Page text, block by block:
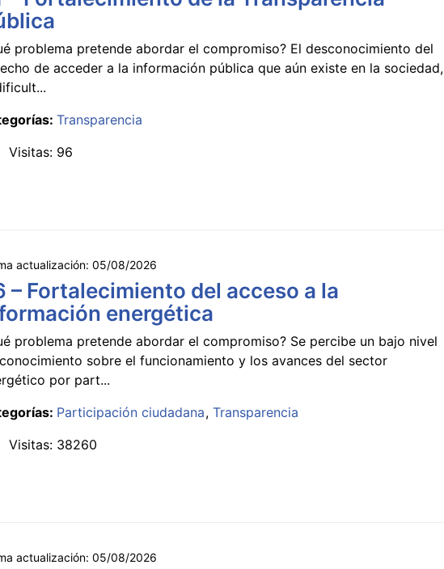
problema pretende abordar el compromiso? El desconocimiento del
de acceder a la información pública que aún existe en la sociedad,
Transparencia
Visitas: 96
actualización: 05/08/2026
– Fortalecimiento del acceso a la
energética
problema pretende abordar el compromiso? Se percibe un bajo nivel
sobre el funcionamiento y los avances del sector
por part...
Participación ciudadana Transparencia
Visitas: 38260
actualización: 05/08/2026